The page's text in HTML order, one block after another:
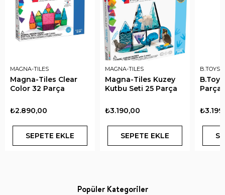
MAGNA-TILES
Magna-Tiles Clear
Color 32 Parça
₺2.890,00
SEPETE EKLE
MAGNA-TILES
Magna-Tiles Kuzey
Kutbu Seti 25 Parça
₺3.190,00
SEPETE EKLE
B.TOYS
Parça
Popüler Kategoriler